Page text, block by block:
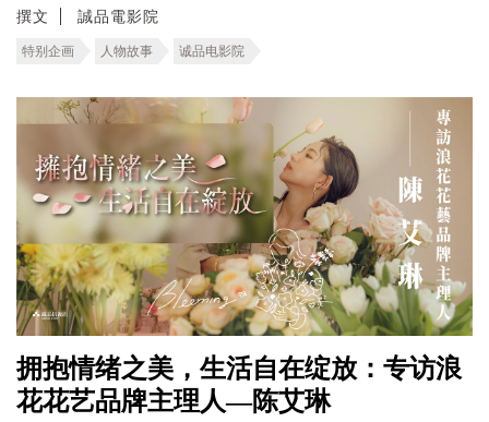
撰文 誠品電影院
特别企画 人物故事 诚品电影院
拥抱情绪之美，生活自在绽放：专访浪
花花艺品牌主理人—陈艾琳